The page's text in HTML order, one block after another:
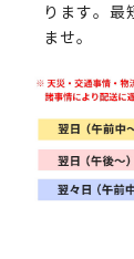
ります。最
ませ。